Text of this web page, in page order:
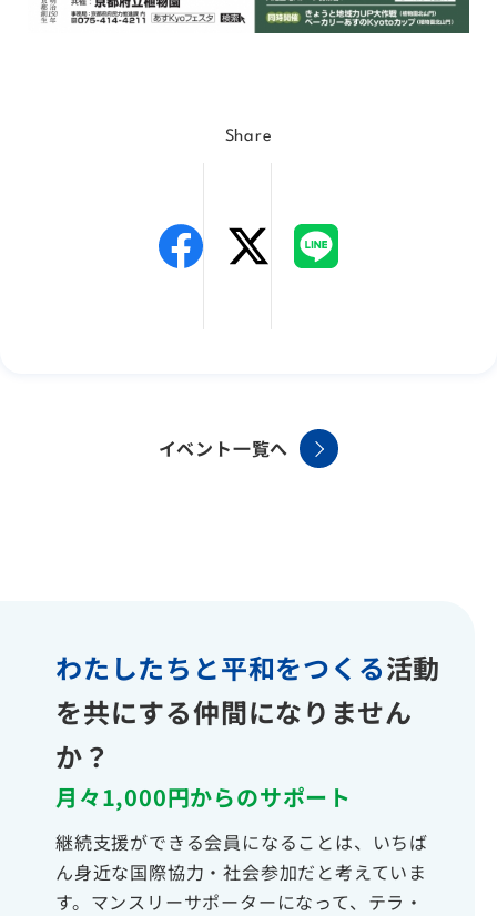
Share
イベント一覧へ
わたしたちと平和をつくる活動
を共にする仲間になりません
か？
月々1,000円からのサポート
継続支援ができる会員になることは、いちば
ん身近な国際協力・社会参加だと考えていま
す。マンスリーサポーターになって、テラ・